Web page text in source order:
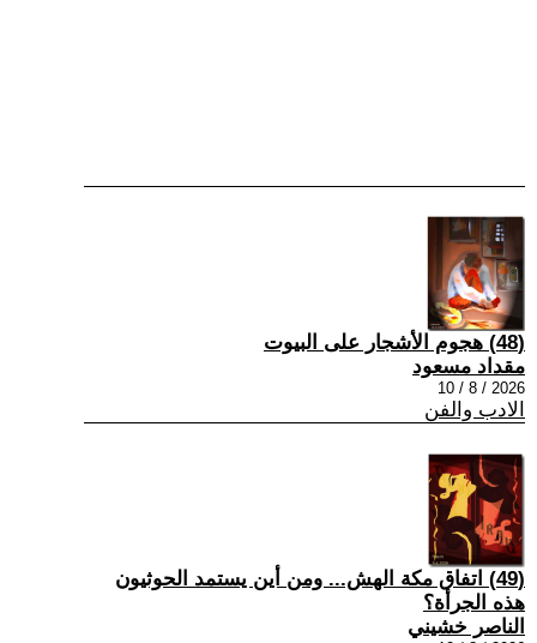
(48) هجوم الأشجار على البيوت
مقداد مسعود
2026 / 8 / 10
الادب والفن
(49) اتفاق مكة الهش... ومن أين يستمد الحوثيون
هذه الجرأة؟
الناصر خشيني